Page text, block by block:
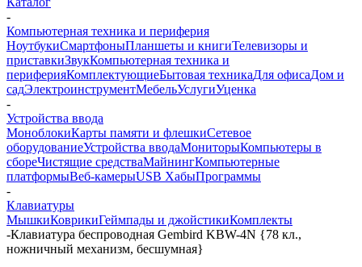
-
Компьютерная техника и периферия
НоутбукиСмартфоныПланшеты и книгиТелевизоры и
приставкиЗвукКомпьютерная техника и
периферияКомплектующиеБытовая техникаДля офисаДом и
садЭлектроинструментМебельУслугиУценка
-
Устройства ввода
МоноблокиКарты памяти и флешкиСетевое
оборудованиеУстройства вводаМониторыКомпьютеры в
сбореЧистящие средстваМайнингКомпьютерные
платформыВеб-камерыUSB ХабыПрограммы
-
Клавиатуры
МышкиКоврикиГеймпады и джойстикиКомплекты
-Клавиатура беспроводная Gembird KBW-4N {78 кл.,
ножничный механизм, бесшумная}